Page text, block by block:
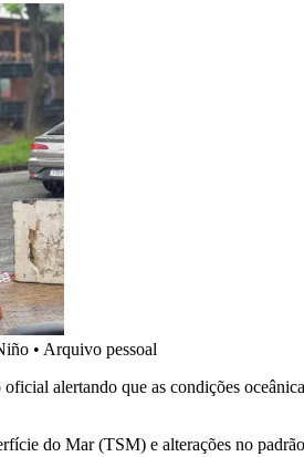
• Arquivo pessoal
alertando que as condições
do Mar (TSM) e alterações no